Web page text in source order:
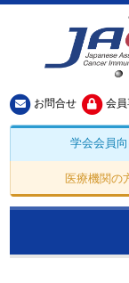
お問合せ 会員
学会会員
医療機関の